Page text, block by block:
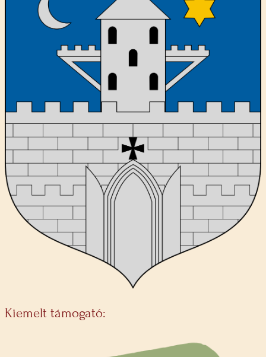
Kiemelt támogató: